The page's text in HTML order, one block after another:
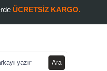
ÜCRETSİZ KARGO.
Ara